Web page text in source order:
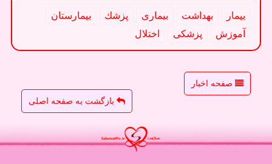
بیمار بهداشت بیماری پزشك
بیمارستان
آموزش
پزشكی اختلال
صفحه اخبار
بازگشت به صفحه اصلی